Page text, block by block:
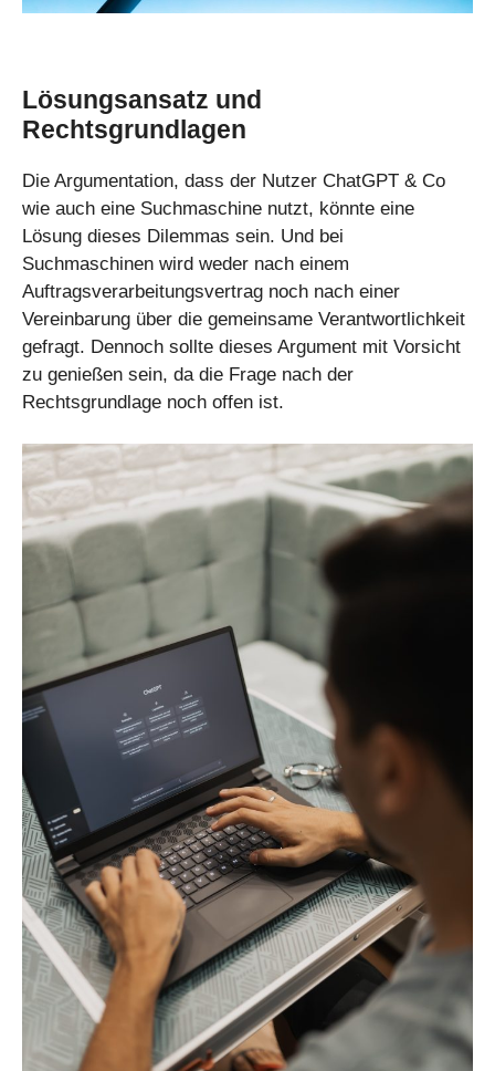
Lösungsansatz und
Rechtsgrundlagen
Die Argumentation, dass der Nutzer ChatGPT & Co
wie auch eine Suchmaschine nutzt, könnte eine
Lösung dieses Dilemmas sein. Und bei
Suchmaschinen wird weder nach einem
Auftragsverarbeitungsvertrag noch nach einer
Vereinbarung über die gemeinsame Verantwortlichkeit
gefragt. Dennoch sollte dieses Argument mit Vorsicht
zu genießen sein, da die Frage nach der
Rechtsgrundlage noch offen ist.